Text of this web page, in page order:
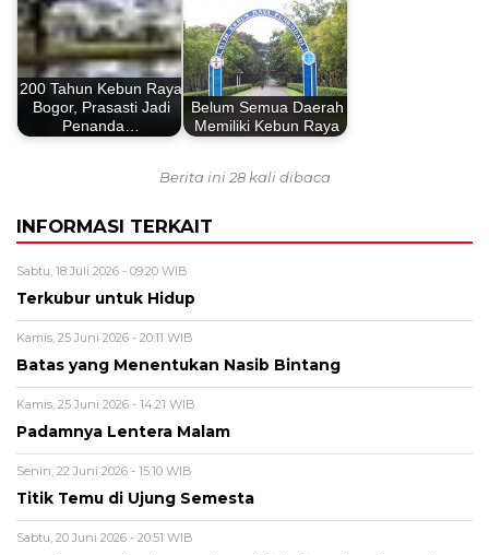
200 Tahun Kebun Raya
Bogor, Prasasti Jadi
Penanda…
Belum Semua Daerah
Memiliki Kebun Raya
Berita ini 28 kali dibaca
INFORMASI TERKAIT
Sabtu, 18 Juli 2026 - 09:20 WIB
Terkubur untuk Hidup
Kamis, 25 Juni 2026 - 20:11 WIB
Batas yang Menentukan Nasib Bintang
Kamis, 25 Juni 2026 - 14:21 WIB
Padamnya Lentera Malam
Senin, 22 Juni 2026 - 15:10 WIB
Titik Temu di Ujung Semesta
Sabtu, 20 Juni 2026 - 20:51 WIB